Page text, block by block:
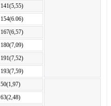
141(5,55)
154(6.06)
167(6,57)
180(7,09)
191(7,52)
193(7,59)
50(1,97)
63(2,48)